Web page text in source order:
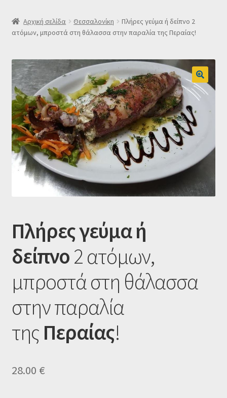
SLIDER
Δελτίο νέων
Επιβεβαίωση εγγραφής στο Newsletter του Dealistas.gr
Επικοινωνία
Καλάθι
Κατάστημα
Ταμείο
HOME
Αρχική σελίδα Θεσσαλονίκη
Πλήρες γεύμα ή δείπνο 2
ατόμων, μπροστά στη θάλασσα στην παραλία της Περαίας!
Πλήρες γεύμα ή
δείπνο2 ατόμων,
μπροστά στη θάλασσα
στην παραλία
της Περαίας!
28.00 €